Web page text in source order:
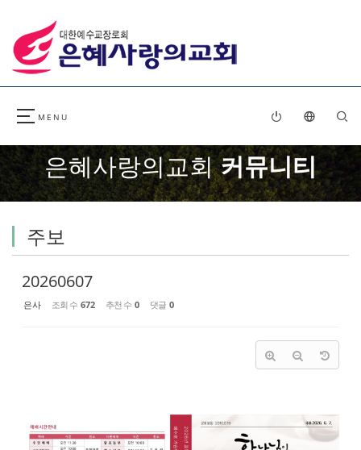
은혜사랑의교회커뮤니티
주보
20260607
은사 조회 수 672 추천 수 0 댓글 0